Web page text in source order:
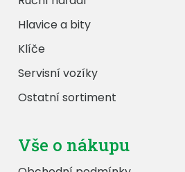
Hlavice a bity
Klíče
Servisní vozíky
Ostatní sortiment
Vše o nákupu